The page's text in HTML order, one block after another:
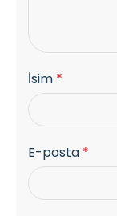
İsim *
E-posta *